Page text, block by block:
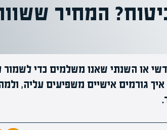
המחיר
או השנתי שאנו משלמים כדי
גורמים אישיים משפיעים עליה,